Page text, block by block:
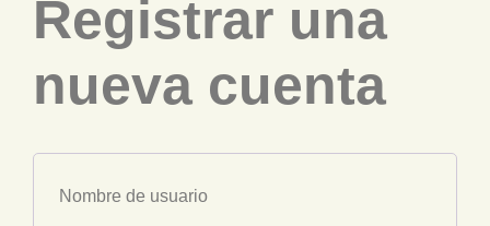
Registrar una
nueva cuenta
Nombre de usuario